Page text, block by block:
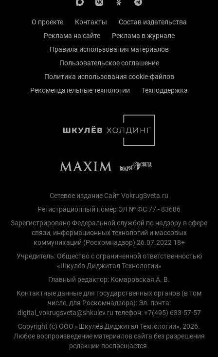
О проекте Контакты
Состав издательства
Реклама на сайте
Реклама в журнале
Правила использования материалов
Пользовательское соглашение
Политика использования cookie-файлов
Рекомендательные технологии
Техподдержка
Сетевое издание Сайт VokrugSveta.ru
Регистрационный номер ЭЛ № ФС 77 - 83686
Зарегистрировано Федеральной службой по надзору в сфере
связи, информационных технологий и массовых
коммуникаций (Роскомнадзор) 26.07.2022 18+
Учредитель: Общество с ограниченной ответственностью
«Шкулёв Диджитал Технологии»
Главный редактор: Комаровская А. В.
Контактные данные для государственных органов (в том
числе, для Роскомнадзора): Эл. почта:
digital_vokrugsveta@shkulev.ru телефон: +7(495) 633-57-57
Copyright (с) ООО «Шкулёв Диджитал Технологии», 2026.
Любое воспроизведение материалов сайта без разрешения
редакции воспрещается.